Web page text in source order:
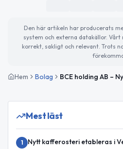
Den här artikeln har producerats
system och externa datakällor.
korrekt, sakligt och relevant. Trots
Hem Bolag
Mest läst
1 Nytt kafferosteri etableras i